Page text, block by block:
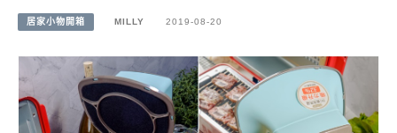
居家小物開箱 MILLY 2019-08-20